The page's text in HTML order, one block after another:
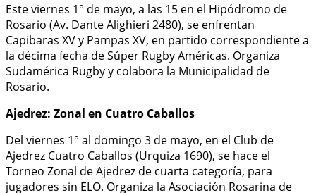
Este viernes 1° de mayo, a las 15 en el Hipódromo de
Rosario (Av. Dante Alighieri 2480), se enfrentan
Capibaras XV y Pampas XV, en partido correspondiente a
la décima fecha de Súper Rugby Américas. Organiza
Sudamérica Rugby y colabora la Municipalidad de
Rosario.
Ajedrez: Zonal en Cuatro Caballos
Del viernes 1° al domingo 3 de mayo, en el Club de
Ajedrez Cuatro Caballos (Urquiza 1690), se hace el
Torneo Zonal de Ajedrez de cuarta categoría, para
jugadores sin ELO. Organiza la Asociación Rosarina de